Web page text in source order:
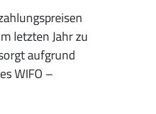
letzten Jahr zu
aufgrund
WIFO –